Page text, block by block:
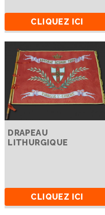
CLIQUEZ ICI
DRAPEAU
LITHURGIQUE
CLIQUEZ ICI